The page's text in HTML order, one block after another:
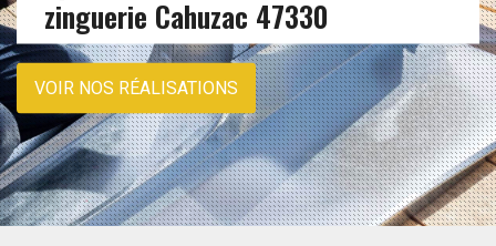
zinguerie Cahuzac 47330
VOIR NOS RÉALISATIONS